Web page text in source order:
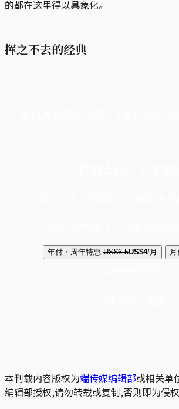
的都在这里得以具象化。
挥之不去的经典
年付・周年特惠 US$6.5US$4/月
本刊载内容版权为端传媒编辑部或相关单
编辑部授权,请勿转载或复制,否则即为侵权